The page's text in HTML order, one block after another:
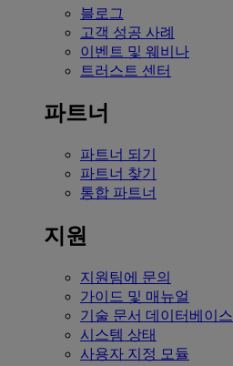
블로그
고객 성공 사례
이벤트 및 웨비나
트러스트 센터
파트너
파트너 되기
파트너 찾기
통합 파트너
지원
지원팀에 문의
가이드 및 매뉴얼
기술 문서 데이터베이스
시스템 상태
사용자 지정 모듈